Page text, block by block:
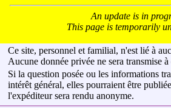
An update is in
This page is temporarily
Ce site, personnel et familial, n'est lié à
Aucune donnée privée ne sera transmise à
Si la question posée ou les informations
intérêt général, elles pourraient être
l'expéditeur sera rendu anonyme.